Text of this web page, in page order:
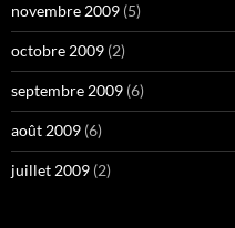
novembre 2009 (5)
octobre 2009 (2)
septembre 2009 (6)
août 2009 (6)
juillet 2009 (2)